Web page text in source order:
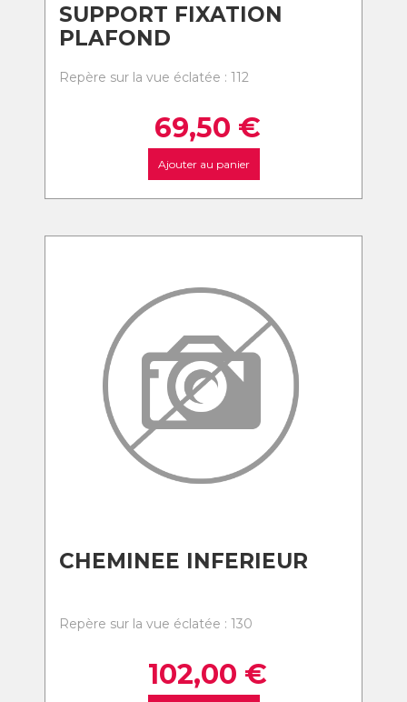
SUPPORT FIXATION
PLAFOND
Repère sur la vue éclatée : 112
69,50 €
Ajouter au panier
CHEMINEE INFERIEUR
Repère sur la vue éclatée : 130
102,00 €